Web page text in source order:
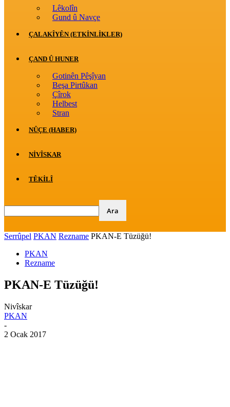
Lêkolîn
Gund û Navçe
ÇALAKÎYÊN (ETKINLIKLER)
ÇAND Û HUNER
Gotinên Pêşîyan
Beşa Pirtûkan
Çîrok
Helbest
Stran
NÛÇE (HABER)
NIVÎSKAR
TÊKILÎ
Serrûpel PKAN Rezname PKAN-E Tüzüğü!
PKAN
Rezname
PKAN-E Tüzüğü!
Nivîskar
PKAN
-
2 Ocak 2017